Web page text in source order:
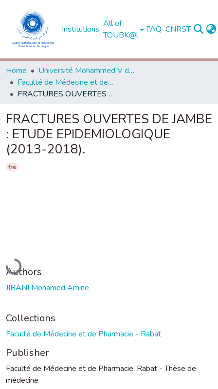
Institutions
All of
TOUBK@l
FAQ CNRST
Home
Université Mohammed V de Rabat
Faculté de Médecine et de Pharmacie - Rabat
FRACTURES OUVERTES DE JAMBE : ETUDE EPIDEMIOLOGIQUE (2013-2018).
FRACTURES OUVERTES DE JAMBE
: ETUDE EPIDEMIOLOGIQUE
(2013-2018).
fre
Loading...
Authors
JIRANI Mohamed Amine
Collections
Faculté de Médecine et de Pharmacie - Rabat
Publisher
Faculté de Médecine et de Pharmacie, Rabat - Thèse de
médecine